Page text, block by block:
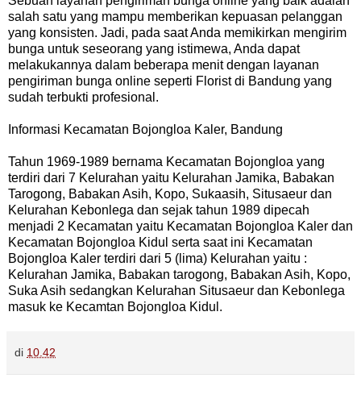
salah satu yang mampu memberikan kepuasan pelanggan
yang konsisten. Jadi, pada saat Anda memikirkan mengirim
bunga untuk seseorang yang istimewa, Anda dapat
melakukannya dalam beberapa menit dengan layanan
pengiriman bunga online seperti Florist di Bandung yang
sudah terbukti profesional.
Informasi Kecamatan Bojongloa Kaler, Bandung
Tahun 1969-1989 bernama Kecamatan Bojongloa yang
terdiri dari 7 Kelurahan yaitu Kelurahan Jamika, Babakan
Tarogong, Babakan Asih, Kopo, Sukaasih, Situsaeur dan
Kelurahan Kebonlega dan sejak tahun 1989 dipecah
menjadi 2 Kecamatan yaitu Kecamatan Bojongloa Kaler dan
Kecamatan Bojongloa Kidul serta saat ini Kecamatan
Bojongloa Kaler terdiri dari 5 (lima) Kelurahan yaitu :
Kelurahan Jamika, Babakan tarogong, Babakan Asih, Kopo,
Suka Asih sedangkan Kelurahan Situsaeur dan Kebonlega
masuk ke Kecamtan Bojongloa Kidul.
di 10.42